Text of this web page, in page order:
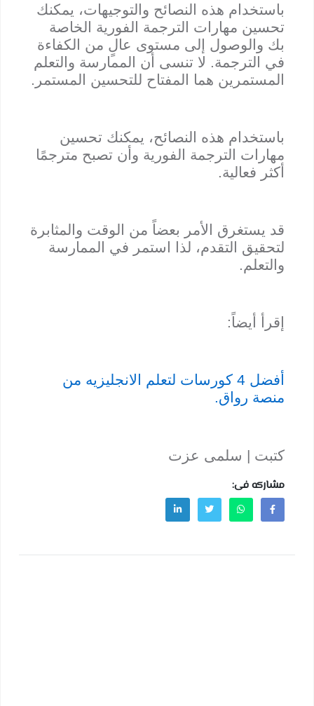
باستخدام هذه النصائح والتوجيهات، يمكنك
تحسين مهارات الترجمة الفورية الخاصة
بك والوصول إلى مستوى عالٍ من الكفاءة
في الترجمة. لا تنسى أن الممارسة والتعلم
المستمرين هما المفتاح للتحسين المستمر.
باستخدام هذه النصائح، يمكنك تحسين
مهارات الترجمة الفورية وأن تصبح مترجمًا
أكثر فعالية.
قد يستغرق الأمر بعضاً من الوقت والمثابرة
لتحقيق التقدم، لذا استمر في الممارسة
والتعلم.
إقرأ أيضاً:
أفضل 4 كورسات لتعلم الانجليزيه من
منصة رواق.
كتبت | سلمى عزت
مشاركه فى: